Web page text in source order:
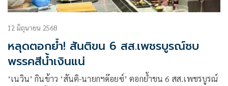
12 มิถุนายน 2568
หลุดตอกย้ำ! สันติขน 6 สส.เพชรบูรณ์ซบ
พรรคสีน้ำเงินแน่
‘เนวิน’ กินข้าว ‘สันติ-นายกฯด๊อยซ์’ ตอกย้ำขน 6 สส.เพชรบูรณ์